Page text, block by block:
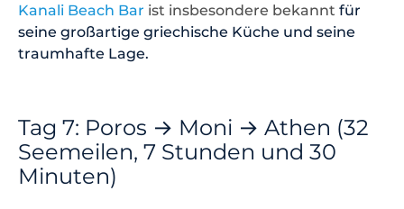
Kanali Beach Bar ist insbesondere bekannt für
seine großartige griechische Küche und seine
traumhafte Lage.
Tag 7: Poros → Moni → Athen (32
Seemeilen, 7 Stunden und 30
Minuten)